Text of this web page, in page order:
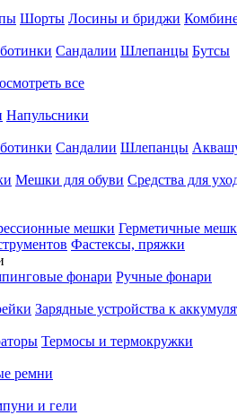
Шорты Лосины и бриджи
Сандалии Шлепанцы Бутсы
все
Напульсники
Сандалии Шлепанцы
Мешки для обуви Средства для
мешки Герметичные
Фастексы, пряжки
фонари Ручные фонари
Зарядные устройства к
Термосы и термокружки
ремни
и гели